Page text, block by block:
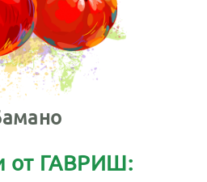
от ГАВРИШ: